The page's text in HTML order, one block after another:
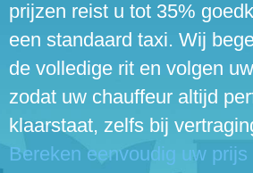
prijzen reist u tot 35%
een standaard taxi. Wij
de volledige rit en volgen
zodat uw chauffeur altijd
klaarstaat, zelfs bij
Bereken eenvoudig uw